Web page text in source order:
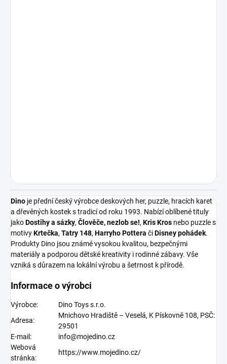
Dino je přední český výrobce deskových her, puzzle, hracích karet
a dřevěných kostek s tradicí od roku 1993. Nabízí oblíbené tituly
jakoDostihy a sázky, Člověče, nezlob se!, Kris Kros nebo puzzle s
motivyKrtečka, Tatry 148, Harryho Pottera čiDisney pohádek.
Produkty Dino jsou známé vysokou kvalitou, bezpečnými
materiály a podporou dětské kreativity i rodinné zábavy. Vše
vzniká s důrazem na lokální výrobu a šetrnost k přírodě.
Informace o výrobci
Výrobce:
Dino Toys s.r.o.
Adresa:
Mnichovo Hradiště – Veselá, K Pískovně 108, PSČ:
29501
E-mail:
info@mojedino.cz
Webová
stránka:
https://www.mojedino.cz/